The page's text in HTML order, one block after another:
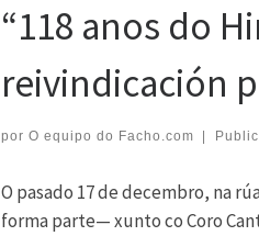
“118 anos do
reivindicación
por O equipo do Facho.com |
O pasado 17 de decembro, na
forma parte— xunto co Coro